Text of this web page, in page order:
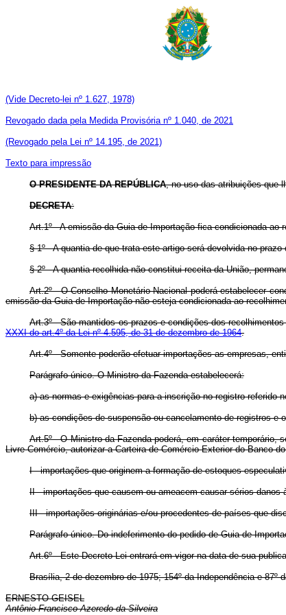
(Vide Decreto-lei nº 1.627, 1978)
Revogado dada pela Medida Provisória nº 1.040, de 2021
(Revogado pela Lei nº 14.195, de 2021)
Texto para impressão
O PRESIDENTE DA REPÚBLICA, no uso das atribuições que
DECRETA:
Art.1º - A emissão da Guia de Importação fica condicionada
§ 1º - A quantia de que trata este artigo será devolvida no
§ 2º - A quantia recolhida não constitui receita da União,
Art.2º - O Conselho Monetário Nacional poderá estabelecer
emissão da Guia de Importação não esteja condicionada ao
Art.3º - São mantidos os prazos e condições dos
XXXI do art.4º da Lei nº 4.595, de 31 de dezembro de 1964.
Art.4º - Somente poderão efetuar importações as empresas,
Parágrafo único. O Ministro da Fazenda estabelecerá:
a) as normas e exigências para a inscrição no registro referido
b) as condições de suspensão ou cancelamento de registros
Art.5º - O Ministro da Fazenda poderá, em caráter
Livre Comércio, autorizar a Carteira de Comércio Exterior do Banco
I - importações que originem a formação de estoques
II - importações que causem ou ameacem causar sérios danos
III - importações originárias e/ou procedentes de países que
Parágrafo único. Do indeferimento do pedido de Guia de
Art.6º - Este Decreto-Lei entrará em vigor na data de sua
Brasília, 2 de dezembro de 1975; 154º da Independência e 87º
ERNESTO GEISEL
Antônio Francisco Azeredo da Silveira